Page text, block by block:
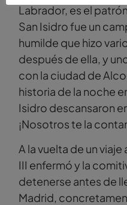
Labrador, es el
San Isidro fue un
humilde que hizo
después de ella, y
con la ciudad de
historia de la noche
Isidro descansaron
¡Nosotros te la
A la vuelta de un
III enfermó y la
detenerse antes de
Madrid,